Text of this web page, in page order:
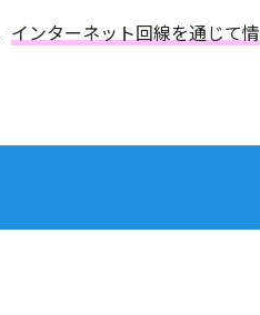
インターネット回線を通じて情